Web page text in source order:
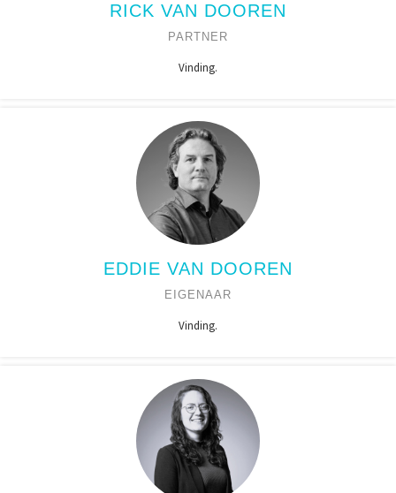
RICK VAN DOOREN
PARTNER
Vinding.
EDDIE VAN DOOREN
EIGENAAR
Vinding.